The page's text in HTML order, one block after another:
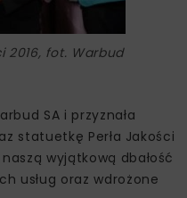
2016, fot. Warbud
SA i przyznała
statuetkę Perła Jakości
wyjątkową dbałość
usług oraz wdrożone